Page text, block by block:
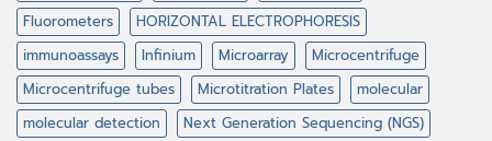
Fluorometers
HORIZONTAL ELECTROPHORESIS
immunoassays
Infinium Microarray
Microcentrifuge
Microcentrifuge tubes
Microtitration Plates
molecular
molecular detection
Next Generation Sequencing (NGS)